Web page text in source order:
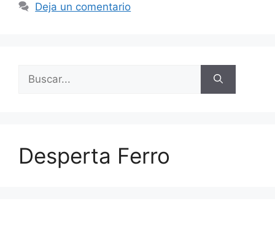
Deja un comentario
Buscar:
Desperta Ferro